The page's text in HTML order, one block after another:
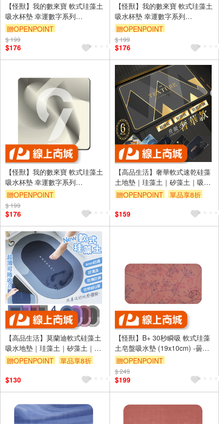
【怪獸】我的數來寶 軟式珪藻土
吸水杯墊 幸運數字系列
(10x10cm) -7
贈OPENPOINT
訂單滿699享9折
$ 199
$176
【怪獸】我的數來寶 軟式珪藻土
吸水杯墊 幸運數字系列
(10x10cm) -8
贈OPENPOINT
訂單滿699享9折
$ 199
$176
【怪獸】我的數來寶 軟式珪藻土
吸水杯墊 幸運數字系列
(10x10cm) -9
贈OPENPOINT
訂單滿699享9折
$ 199
$176
【高品生活】奢華軟式速乾硅藻
土地墊｜珪藻土｜矽藻土｜吸水
地墊｜浴室地墊｜腳踏墊｜硅藻
贈OPENPOINT
單品享8折
$159
【高品生活】莫蘭迪軟式硅藻土
吸水地墊｜珪藻土｜矽藻土｜吸
水地墊｜浴室地墊｜腳踏墊｜硅
贈OPENPOINT
單品享8折
$130
【怪獸】B+ 30秒瞬吸 軟式珪藻
土皂盤吸水墊 (19x10cm) -曇海
花株
贈OPENPOINT
訂單滿699享9折
$ 249
$199